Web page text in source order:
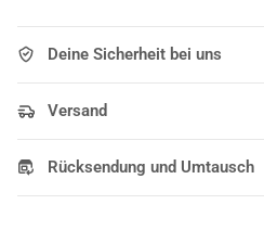
Deine Sicherheit bei uns
Versand
Rücksendung und Umtausch